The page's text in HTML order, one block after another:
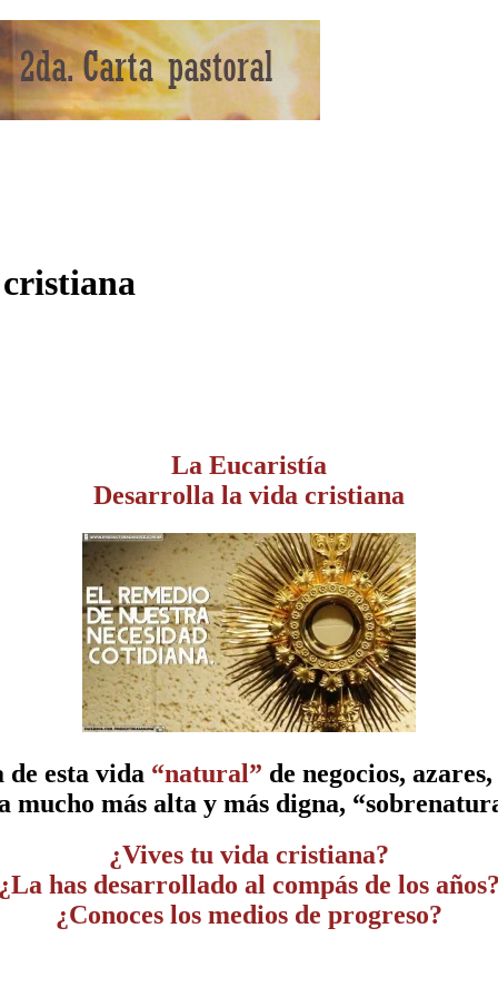
La Eucaristía
Desarrolla la vida cristiana
esta vida “natural” de negocios,
mucho más alta y más digna,
¿Vives tu vida cristiana?
¿La has desarrollado al compás de los años?
¿Conoces los medios de progreso?